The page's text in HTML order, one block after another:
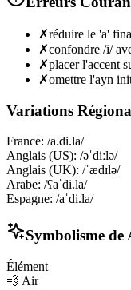
✗réduire le 'a'
✗confondre /i/
✗placer l'accent
✗omettre l'ayn
Variations
France: /a.di.la/
Anglais (US): /əˈdiːlə/
Anglais (UK): /ˈædɪlə/
Arabe: /ʕaˈdi.la/
Espagne: /aˈdi.la/
Symbolisme de
Élément
💨 Air